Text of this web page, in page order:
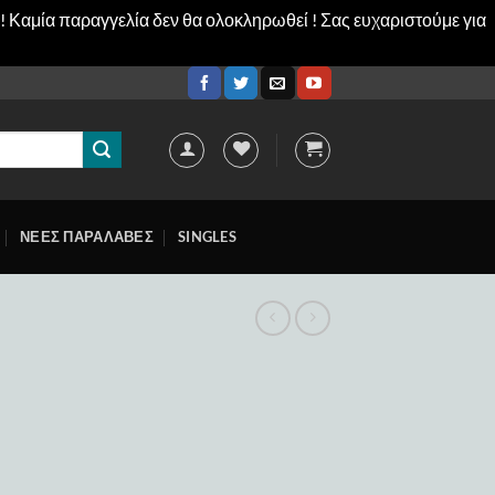
παραγγελία δεν θα ολοκληρωθεί ! Σας ευχαριστούμε για
ΝΕΕΣ ΠΑΡΑΛΑΒΕΣ SINGLES